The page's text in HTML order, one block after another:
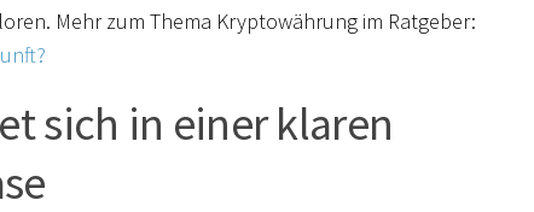
Mehr zum Thema Kryptowährung im Ratgeber:
sich in einer klaren